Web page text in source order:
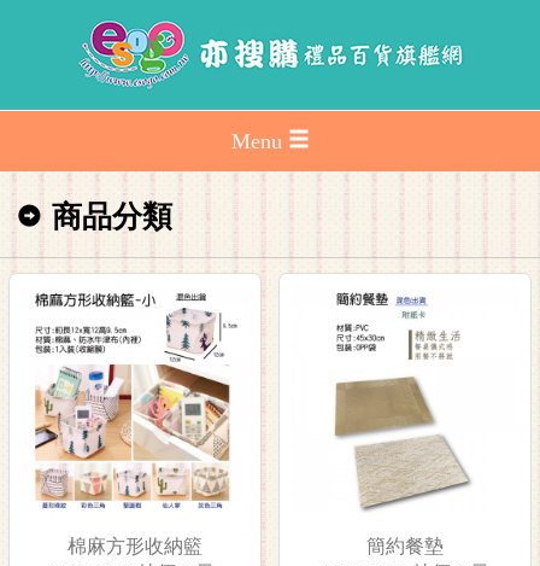
Menu
商品分類
棉麻方形收納籃
簡約餐墊